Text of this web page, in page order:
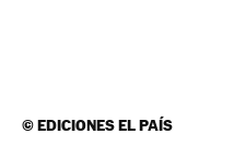
©EDICIONES EL PAÍS